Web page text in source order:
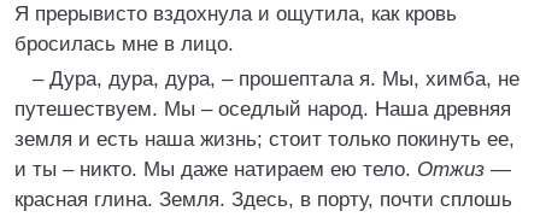
Я прерывисто вздохнула и ощутила, как кровь
бросилась мне в лицо.
– Дура, дура, дура, – прошептала я. Мы, химба, не
путешествуем. Мы – оседлый народ. Наша древняя
земля и есть наша жизнь; стоит только покинуть ее,
и ты – никто. Мы даже натираем ею тело. Отжиз —
красная глина. Земля. Здесь, в порту, почти сплошь